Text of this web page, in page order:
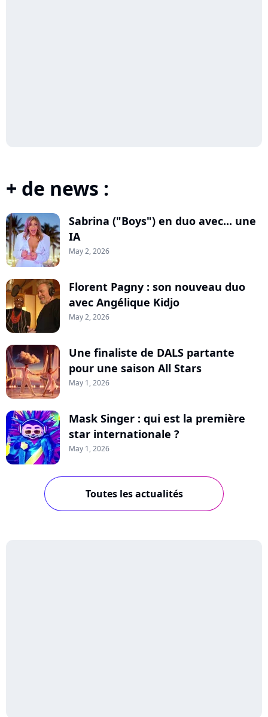
+ de news :
Sabrina ("Boys") en duo avec... une
IA
May 2, 2026
Florent Pagny : son nouveau duo
avec Angélique Kidjo
May 2, 2026
Une finaliste de DALS partante
pour une saison All Stars
May 1, 2026
Mask Singer : qui est la première
star internationale ?
May 1, 2026
Toutes les actualités